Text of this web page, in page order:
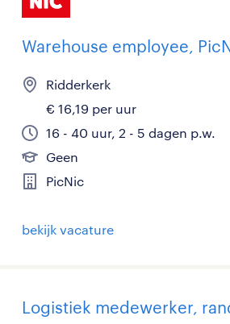
Warehouse employee,
Ridderkerk
€ 16,19 per uur
16 - 40 uur, 2 - 5 dagen p.w.
Geen
PicNic
bekijk vacature
Logistiek medewerker,